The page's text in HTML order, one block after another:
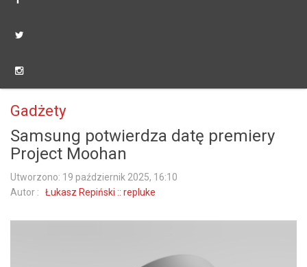
Gadżety
Samsung potwierdza datę premiery
Project Moohan
Utworzono: 19 październik 2025, 16:10
Autor : Łukasz Repiński :: repluke